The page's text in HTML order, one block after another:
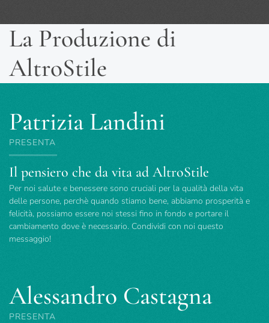
La Produzione di
AltroStile
Patrizia Landini
PRESENTA
Il pensiero che da vita ad AltroStile
Per noi salute e benessere sono cruciali per la qualità della vita
delle persone, perchè quando stiamo bene, abbiamo prosperità e
felicità, possiamo essere noi stessi fino in fondo e portare il
cambiamento dove è necessario. Condividi con noi questo
messaggio!
Alessandro Castagna
PRESENTA